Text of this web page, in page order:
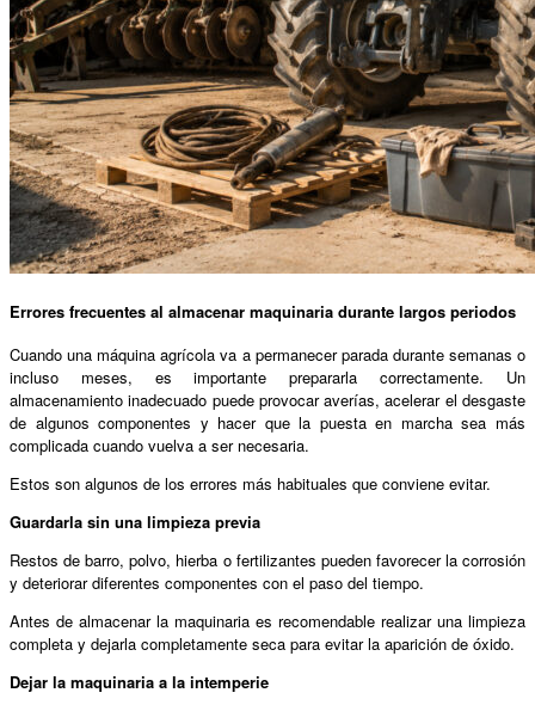
Errores frecuentes al almacenar maquinaria durante largos periodos
Cuando una máquina agrícola va a permanecer parada durante semanas o
incluso meses, es importante prepararla correctamente. Un
almacenamiento inadecuado puede provocar averías, acelerar el desgaste
de algunos componentes y hacer que la puesta en marcha sea más
complicada cuando vuelva a ser necesaria.
Estos son algunos de los errores más habituales que conviene evitar.
Guardarla sin una limpieza previa
Restos de barro, polvo, hierba o fertilizantes pueden favorecer la corrosión
y deteriorar diferentes componentes con el paso del tiempo.
Antes de almacenar la maquinaria es recomendable realizar una limpieza
completa y dejarla completamente seca para evitar la aparición de óxido.
Dejar la maquinaria a la intemperie